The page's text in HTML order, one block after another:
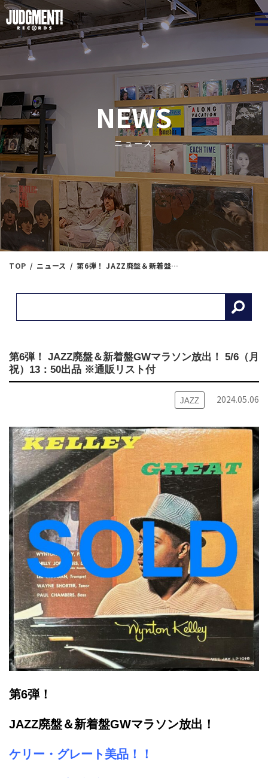
NEWS
ニュース
TOP ニュース 第6弾！ JAZZ廃盤＆新着盤GWマラソン放出！ 5/6（月祝）13：50出品 ※通販リスト付
第6弾！ JAZZ廃盤＆新着盤GWマラソン放出！ 5/6（月
祝）13：50出品 ※通販リスト付
JAZZ 2024.05.06
第6弾！
JAZZ廃盤＆新着盤GWマラソン放出！
ケリー・グレート美品！！